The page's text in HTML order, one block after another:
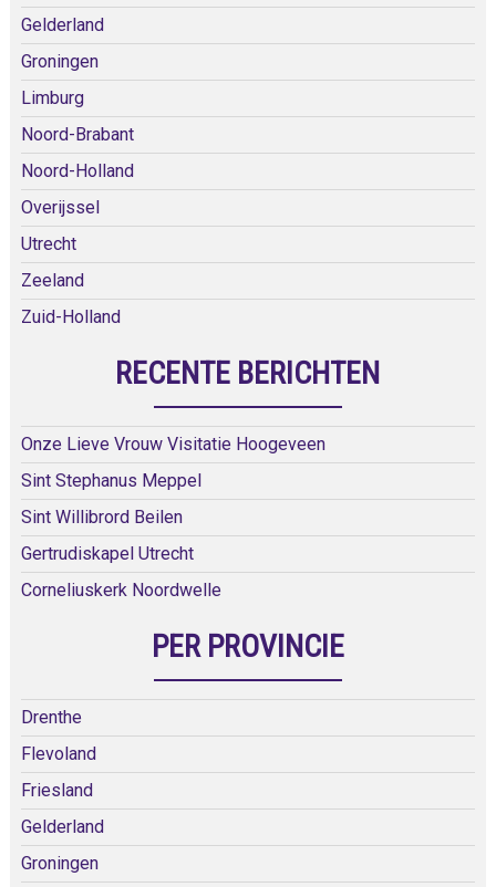
Gelderland
Groningen
Limburg
Noord-Brabant
Noord-Holland
Overijssel
Utrecht
Zeeland
Zuid-Holland
RECENTE BERICHTEN
Onze Lieve Vrouw Visitatie Hoogeveen
Sint Stephanus Meppel
Sint Willibrord Beilen
Gertrudiskapel Utrecht
Corneliuskerk Noordwelle
PER PROVINCIE
Drenthe
Flevoland
Friesland
Gelderland
Groningen